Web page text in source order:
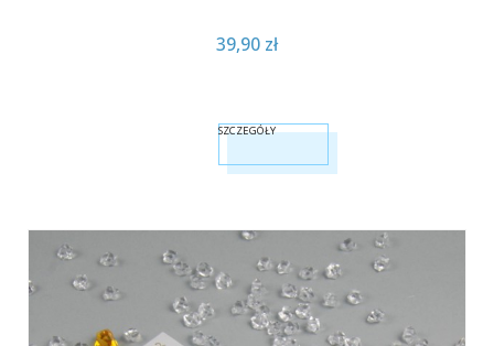
39,90 zł
SZCZEGÓŁY